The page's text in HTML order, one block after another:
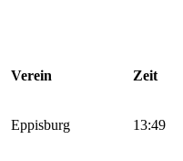
Verein Zeit
Eppisburg 13:49